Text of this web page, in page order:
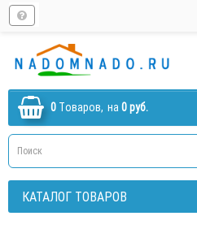
0 Tоваров, на 0 руб.
КАТАЛОГ ТОВАРОВ